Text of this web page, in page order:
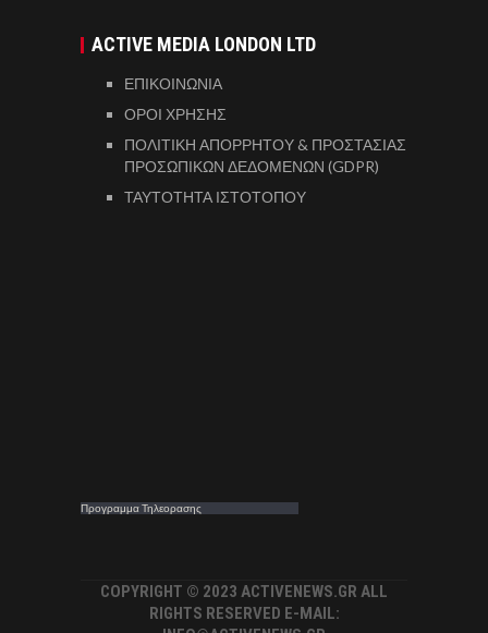
ACTIVE MEDIA LONDON LTD
ΕΠΙΚΟΙΝΩΝΙΑ
ΟΡΟΙ ΧΡΗΣΗΣ
ΠΟΛΙΤΙΚΗ ΑΠΟΡΡΗΤΟΥ & ΠΡΟΣΤΑΣΙΑΣ
ΠΡΟΣΩΠΙΚΩΝ ΔΕΔΟΜΕΝΩΝ (GDPR)
ΤΑΥΤΟΤΗΤΑ ΙΣΤΟΤΟΠΟΥ
Προγραμμα Τηλεορασης
COPYRIGHT © 2023 ACTIVENEWS.GR ALL
RIGHTS RESERVED E-MAIL: